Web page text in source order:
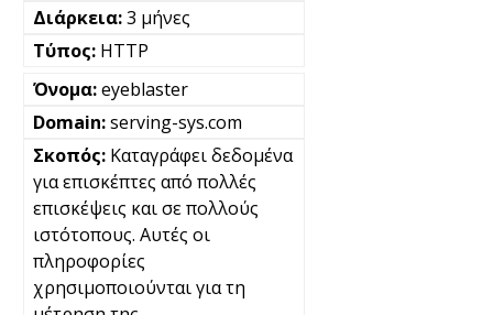
3 μήνες
HTTP
eyeblaster
serving-sys.com
Καταγράφει δεδομένα
για επισκέπτες από πολλές
επισκέψεις και σε πολλούς
ιστότοπους. Αυτές οι
πληροφορίες
χρησιμοποιούνται για τη